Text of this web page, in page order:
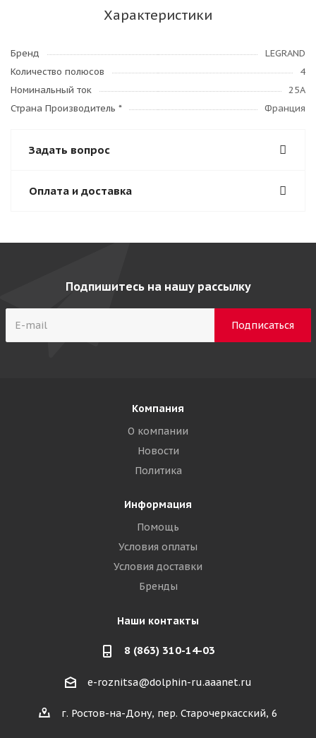
Характеристики
Бренд
LEGRAND
Количество полюсов
4
Номинальный ток
25А
Страна Производитель *
Франция
Задать вопрос
Оплата и доставка
Подпишитесь на нашу рассылку
Компания
О компании
Новости
Политика
Информация
Помощь
Условия оплаты
Условия доставки
Бренды
Наши контакты
8 (863) 310-14-03
e-roznitsa@dolphin-ru.aaanet.ru
г. Ростов-на-Дону, пер. Старочеркасский, 6